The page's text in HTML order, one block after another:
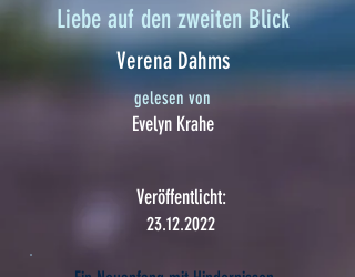
Liebe auf den zweiten Blick
Verena Dahms
gelesen von
Evelyn Krahe
Veröffentlicht:
23.12.2022